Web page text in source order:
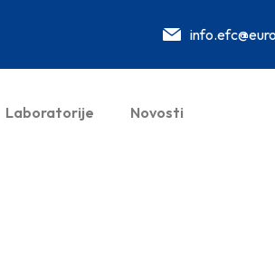
Laboratorije Novosti